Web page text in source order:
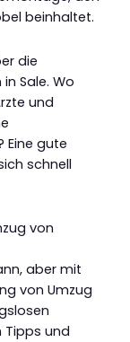
beinhaltet.
die
Sale. Wo
und
Eine gute
schnell
von
aber mit
von Umzug
Tipps und